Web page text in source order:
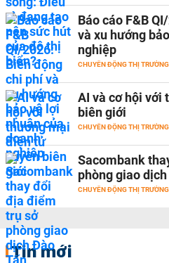
Báo cáo F&B
và xu hướng
nghiệp
CHUYỂN ĐỘNG THỊ TRƯỜNG
AI và cơ hội với
biên giới
CHUYỂN ĐỘNG THỊ TRƯỜNG
Sacombank
phòng giao
CHUYỂN ĐỘNG THỊ TRƯỜNG
Tin mới